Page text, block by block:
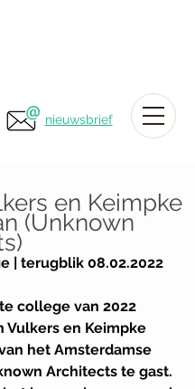
nieuwsbrief
en Keimpke
(Unknown
| terugblik 08.02.2022
college van 2022
Vulkers en Keimpke
het Amsterdamse
Architects te gast.